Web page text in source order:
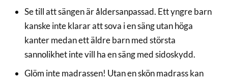
Se till att sängen är åldersanpassad. Ett yngre barn
kanske inte klarar att sova i en säng utan höga
kanter medan ett äldre barn med största
sannolikhet inte vill ha en säng med sidoskydd.
Glöm inte madrassen! Utan en skön madrass kan